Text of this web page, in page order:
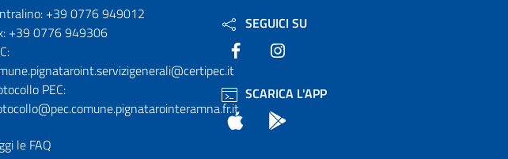
utili
+39 0776 949012
+39 0776 949306
PEC:
le FAQ
SEGUICI SU
Facebook
SCARICA L'APP
App Store